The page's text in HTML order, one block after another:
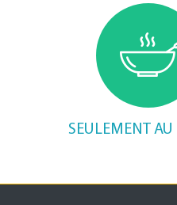
SEULEMENT